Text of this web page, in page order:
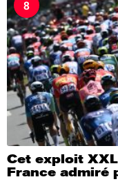
8
Cet exploit
France admiré